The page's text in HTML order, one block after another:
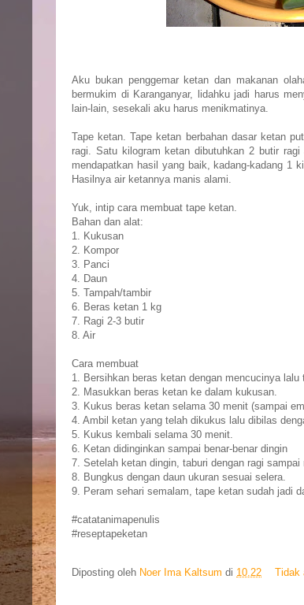
Aku bukan penggemar ketan dan makanan
bermukim di Karanganyar, lidahku jadi harus
lain-lain, sesekali aku harus menikmatinya.
Tape ketan. Tape ketan berbahan dasar ketan
ragi. Satu kilogram ketan dibutuhkan 2 butir
mendapatkan hasil yang baik, kadang-kadang 1
Hasilnya air ketannya manis alami.
Yuk, intip cara membuat tape ketan.
Bahan dan alat:
1. Kukusan
2. Kompor
3. Panci
4. Daun
5. Tampah/tambir
6. Beras ketan 1 kg
7. Ragi 2-3 butir
8. Air
Cara membuat
1. Bersihkan beras ketan dengan mencucinya lalu
2. Masukkan beras ketan ke dalam kukusan.
3. Kukus beras ketan selama 30 menit (sampai
4. Ambil ketan yang telah dikukus lalu dibilas
5. Kukus kembali selama 30 menit.
6. Ketan didinginkan sampai benar-benar dingin
7. Setelah ketan dingin, taburi dengan ragi sampai
8. Bungkus dengan daun ukuran sesuai selera.
9. Peram sehari semalam, tape ketan sudah jadi
#catatanimapenulis
#reseptapeketan
Diposting oleh Noer Ima Kaltsum di 10.22 Tidak